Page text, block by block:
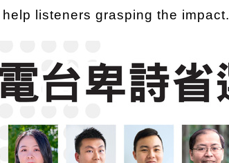
listeners grasping the impact.